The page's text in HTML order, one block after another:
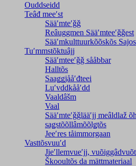
Ouddseidd
Teâđ meeʹst
Sääʹmteʹǧǧ
Reâuggmen Sääʹmteeʹǧǧest
Sääʹmkulttuurkõõskõs Sajos
Tuʹmmstõktuâjj
Sääʹmteeʹǧǧ sååbbar
Halltõs
Saaǥǥjååʹđteei
Luʹvddkååʹdd
Vaaldâšm
Vaal
Sääʹmteʹǧǧlääʹjj meâldlaž
saǥstõõllâmõõlǥtõs
Jeeʹres tåimmorgaan
Vasttõsvuuʹd
Jieʹllemvueʹjj,
Škooultõs da mättmateriaal